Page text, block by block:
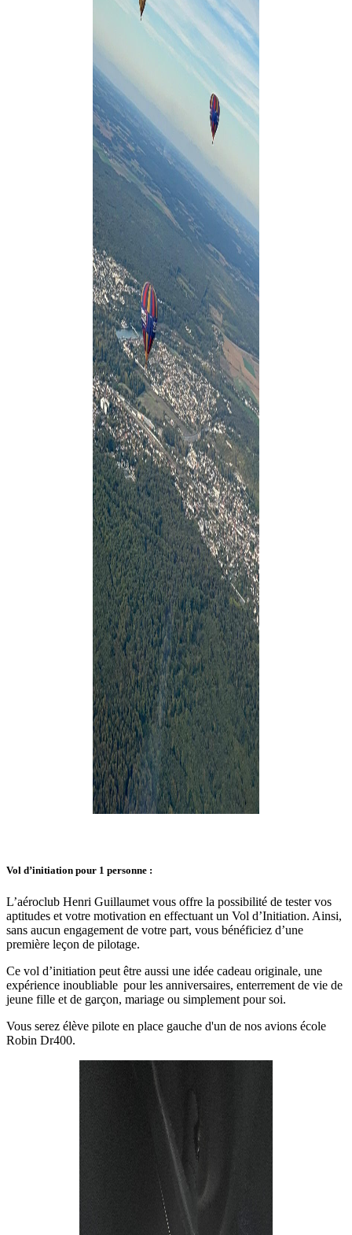
Vol d’initiation pour 1 personne :
L’aéroclub Henri Guillaumet vous offre la possibilité de tester vos
aptitudes et votre motivation en effectuant un Vol d’Initiation. Ainsi,
sans aucun engagement de votre part, vous bénéficiez d’une
première leçon de pilotage.
Ce vol d’initiation peut être aussi une idée cadeau originale, une
expérience inoubliable pour les anniversaires, enterrement de vie de
jeune fille et de garçon, mariage ou simplement pour soi.
Vous serez élève pilote en place gauche d'un de nos avions école
Robin Dr400.